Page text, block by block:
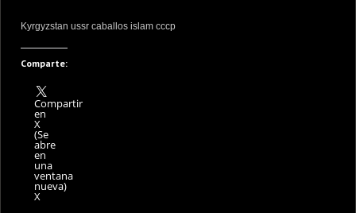
Kyrgyzstan ussr caballos islam cccp
Comparte:
Compartir
en
X
(Se
abre
en
una
ventana
nueva)
X